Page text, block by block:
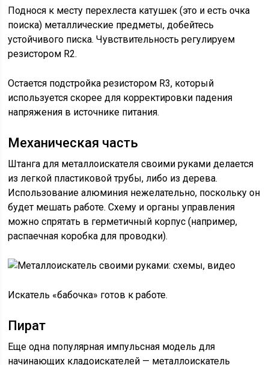
Поднося к месту перехлеста катушек (это и есть очка
поиска) металлические предметы, добейтесь
устойчивого писка. Чувствительность регулируем
резистором R2.
Остается подстройка резистором R3, который
используется скорее для корректировки падения
напряжения в источнике питания.
Механическая часть
Штанга для металлоискателя своими руками делается
из легкой пластиковой трубы, либо из дерева.
Использование алюминия нежелательно, поскольку он
будет мешать работе. Схему и органы управления
можно спрятать в герметичный корпус (например,
распаечная коробка для проводки).
Искатель «бабочка» готов к работе.
Пират
Еще одна популярная импульсная модель для
начинающих кладоискателей — металлоискатель